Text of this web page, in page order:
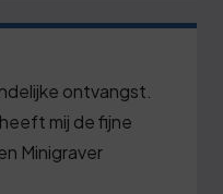
ontvangst.
mij de fijne
Minigraver